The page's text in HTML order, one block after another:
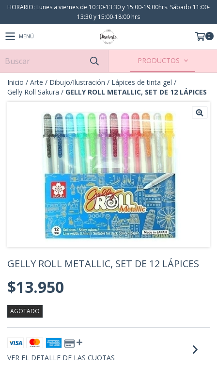
HORARIO: Lunes a viernes de 10:30-13:30 y 15:00-19:00hrs. Sábado 11:00-
13:30 y 15:00-18:00 hrs
MENÚ 0
PRODUCTOS
Inicio / Arte / Dibujo/Ilustración / Lápices de tinta gel /
Gelly Roll Sakura / GELLY ROLL METALLIC, SET DE 12 LÁPICES
GELLY ROLL METALLIC, SET DE 12 LÁPICES
$13.950
AGOTADO
VER EL DETALLE DE LAS CUOTAS